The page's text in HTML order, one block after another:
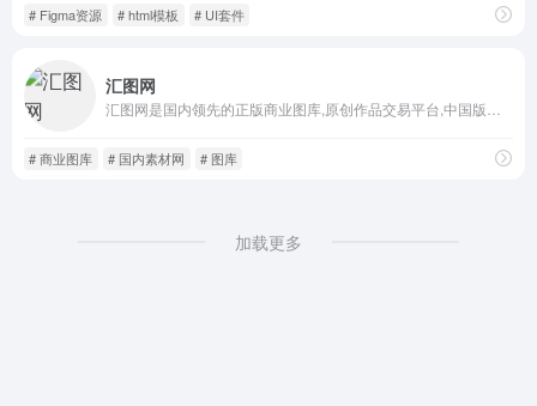
# Figma资源 # html模板 # UI套件
汇图网
# 商业图库 # 国内素材网 # 图库
加载更多